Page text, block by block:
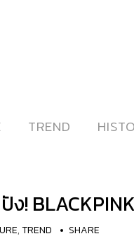
TREND
TREND
ง!
,TREND SHARE